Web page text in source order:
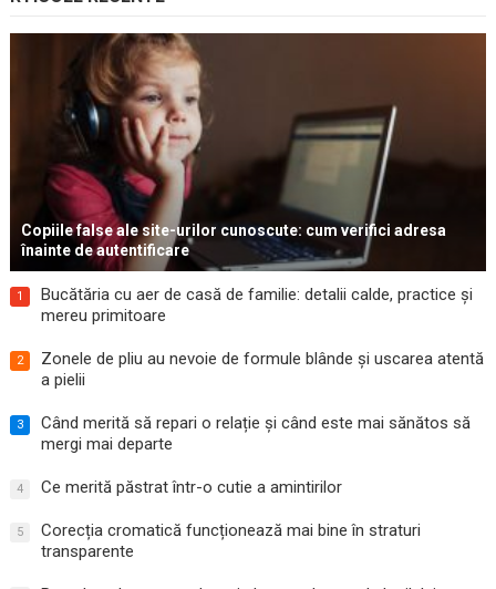
Copiile false ale site-urilor cunoscute: cum verifici adresa
înainte de autentificare
1
Bucătăria cu aer de casă de familie: detalii calde, practice și
mereu primitoare
2
Zonele de pliu au nevoie de formule blânde și uscarea atentă
a pielii
3
Când merită să repari o relație și când este mai sănătos să
mergi mai departe
4 Ce merită păstrat într-o cutie a amintirilor
5
Corecția cromatică funcționează mai bine în straturi
transparente